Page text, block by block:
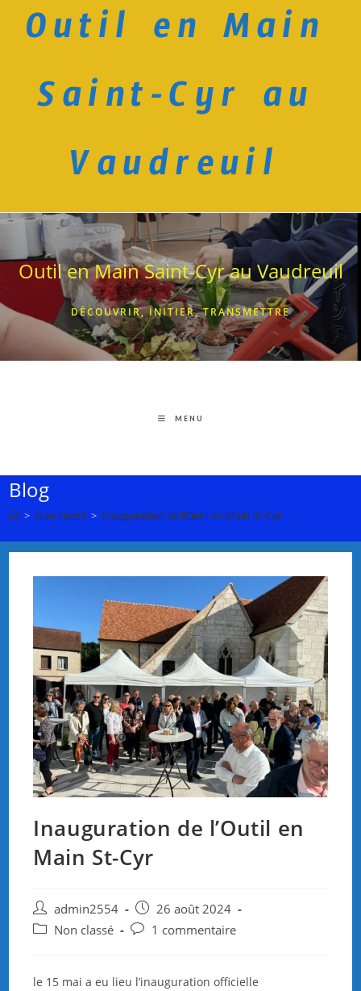
Outil en Main
Saint-Cyr au
Vaudreuil
Outil en Main Saint-Cyr au Vaudreuil
DÉCOUVRIR, INITIER, TRANSMETTRE
MENU
Blog
> Non classé > Inauguration de l’Outil en Main St-Cyr
Inauguration de l’Outil en
Main St-Cyr
Auteur/autrice
de
admin2554
Publication
publiée :
26 août 2024
PostNon classé
Commentaires
publication :
1 commentaire
le 15 mai a eu lieu l’inauguration officielle